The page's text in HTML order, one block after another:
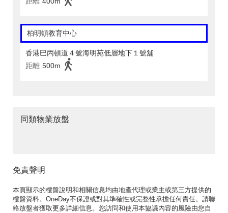
柏明頓教育中心
香港巴丙頓道４號海明苑低層地下１號舖
距離 500m
同類物業放盤
免責聲明
本頁顯示的樓盤說明和相關信息均由地產代理或業主或第三方提供的
樓盤資料。OneDay不保證或對其準確性或完整性承擔任何責任。請聯
絡放盤者獲取更多詳細信息。您訪問和使用本協議內容的風險由您自